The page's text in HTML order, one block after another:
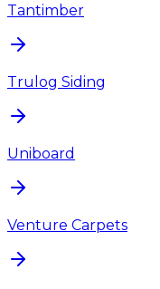
Tantimber
Trulog Siding
Uniboard
Venture Carpets